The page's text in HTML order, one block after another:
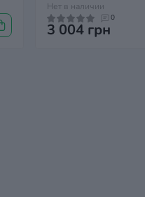
Нет в наличии
0
3 004 грн